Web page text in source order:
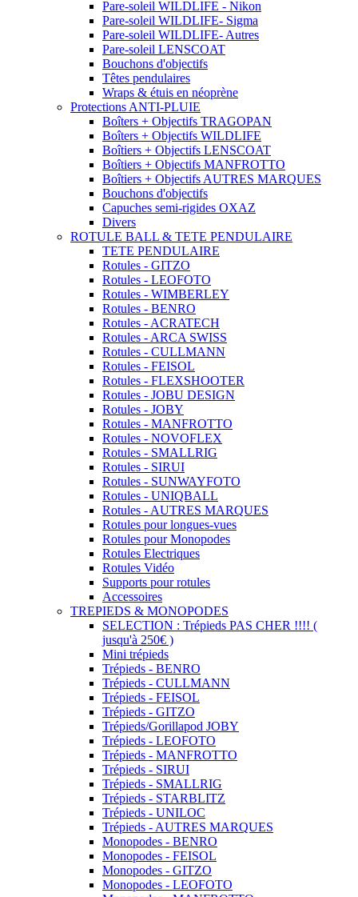
Pare-soleil WILDLIFE - Nikon
Pare-soleil WILDLIFE- Sigma
Pare-soleil WILDLIFE- Autres
Pare-soleil LENSCOAT
Bouchons d'objectifs
Têtes pendulaires
Wraps & étuis en néoprène
Protections ANTI-PLUIE
Boîters + Objectifs TRAGOPAN
Boîters + Objectifs WILDLIFE
Boîtiers + Objectifs LENSCOAT
Boîtiers + Objectifs MANFROTTO
Boîtiers + Objectifs AUTRES MARQUES
Bouchons d'objectifs
Capuches semi-rigides OXAZ
Divers
ROTULE BALL & TETE PENDULAIRE
TETE PENDULAIRE
Rotules - GITZO
Rotules - LEOFOTO
Rotules - WIMBERLEY
Rotules - BENRO
Rotules - ACRATECH
Rotules - ARCA SWISS
Rotules - CULLMANN
Rotules - FEISOL
Rotules - FLEXSHOOTER
Rotules - JOBU DESIGN
Rotules - JOBY
Rotules - MANFROTTO
Rotules - NOVOFLEX
Rotules - SMALLRIG
Rotules - SIRUI
Rotules - SUNWAYFOTO
Rotules - UNIQBALL
Rotules - AUTRES MARQUES
Rotules pour longues-vues
Rotules pour Monopodes
Rotules Electriques
Rotules Vidéo
Supports pour rotules
Accessoires
TREPIEDS & MONOPODES
SELECTION : Trépieds PAS CHER !!!! (
jusqu'à 250€ )
Mini trépieds
Trépieds - BENRO
Trépieds - CULLMANN
Trépieds - FEISOL
Trépieds - GITZO
Trépieds/Gorillapod JOBY
Trépieds - LEOFOTO
Trépieds - MANFROTTO
Trépieds - SIRUI
Trépieds - SMALLRIG
Trépieds - STARBLITZ
Trépieds - UNILOC
Trépieds - AUTRES MARQUES
Monopodes - BENRO
Monopodes - FEISOL
Monopodes - GITZO
Monopodes - LEOFOTO